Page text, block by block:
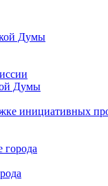
Думы
Думы
инициативных
города